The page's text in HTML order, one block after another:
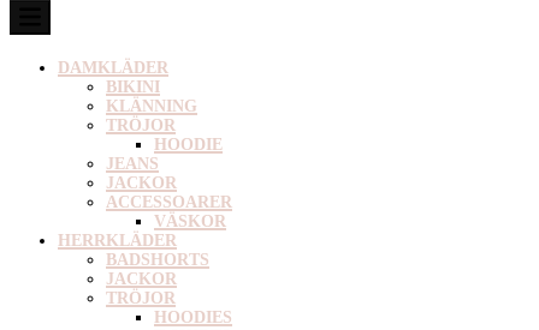
DAMKLÄDER
BIKINI
KLÄNNING
TRÖJOR
HOODIE
JEANS
JACKOR
ACCESSOARER
VÄSKOR
HERRKLÄDER
BADSHORTS
JACKOR
TRÖJOR
HOODIES